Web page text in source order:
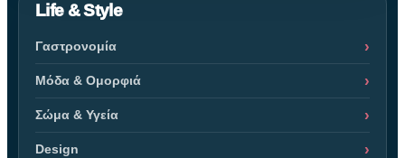
Life & Style
Γαστρονομία
Μόδα & Ομορφιά
Σώμα & Υγεία
Design